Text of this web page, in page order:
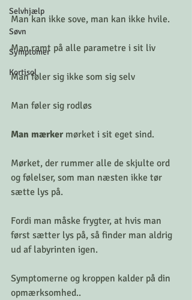
Selvhjælp
Søvn
Symptomer
Kortisol
Man kan ikke sove, man kan ikke hvile.
Man ramt på alle parametre i sit liv
Man føler sig ikke som sig selv
Man føler sig rodløs
Man mærker mørket i sit eget sind.
Mørket, der rummer alle de skjulte ord
og følelser, som man næsten ikke tør
sætte lys på.
Fordi man måske frygter, at hvis man
først sætter lys på, så finder man aldrig
ud af labyrinten igen.
Symptomerne og kroppen kalder på din
opmærksomhed..